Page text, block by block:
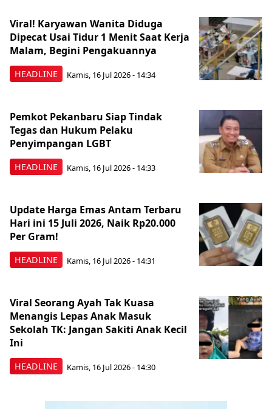
HEADLINE
Viral! Karyawan Wanita Diduga
Dipecat Usai Tidur 1 Menit Saat Kerja
Malam, Begini Pengakuannya
Kamis, 16 Jul 2026 - 14:34
HEADLINE
Pemkot Pekanbaru Siap Tindak
Tegas dan Hukum Pelaku
Penyimpangan LGBT
Kamis, 16 Jul 2026 - 14:33
HEADLINE
Update Harga Emas Antam Terbaru
Hari ini 15 Juli 2026, Naik Rp20.000
Per Gram!
Kamis, 16 Jul 2026 - 14:31
HEADLINE
Viral Seorang Ayah Tak Kuasa
Menangis Lepas Anak Masuk
Sekolah TK: Jangan Sakiti Anak Kecil
Ini
Kamis, 16 Jul 2026 - 14:30